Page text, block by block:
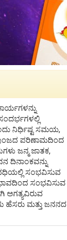
ನಿರ್ಧಿಷ್ಟ ಸಮಯ,
ಪರಿಣಾಮದಿಂದ
ಜನ್ಮ ಜಾತಕ,
ದಿನಾಂಕವನ್ನು
ಸಂಭವಿಸುವ
ಸಂಭವಿಸುವ
ಅಗತ್ಯವಿರುವ
ಮತ್ತು ಜನನದ